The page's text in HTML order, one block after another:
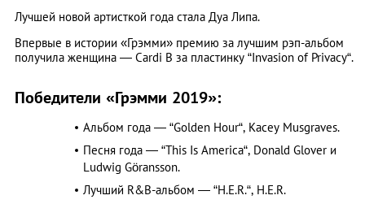
Лучшей новой артисткой года стала Дуа Липа.
Впервые в истории «Грэмми» премию за лучшим рэп-альбом
получила женщина — Cardi B за пластинку “Invasion of Privacy“.
Победители «Грэмми 2019»:
Альбом года — “Golden Hour“, Kacey Musgraves.
Песня года — “This Is America“, Donald Glover и
Ludwig Göransson.
Лучший R&B-альбом — “H.E.R.“, H.E.R.